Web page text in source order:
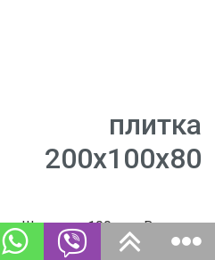
плитка
200х100х80
Ширина - 100 мм. Высота -